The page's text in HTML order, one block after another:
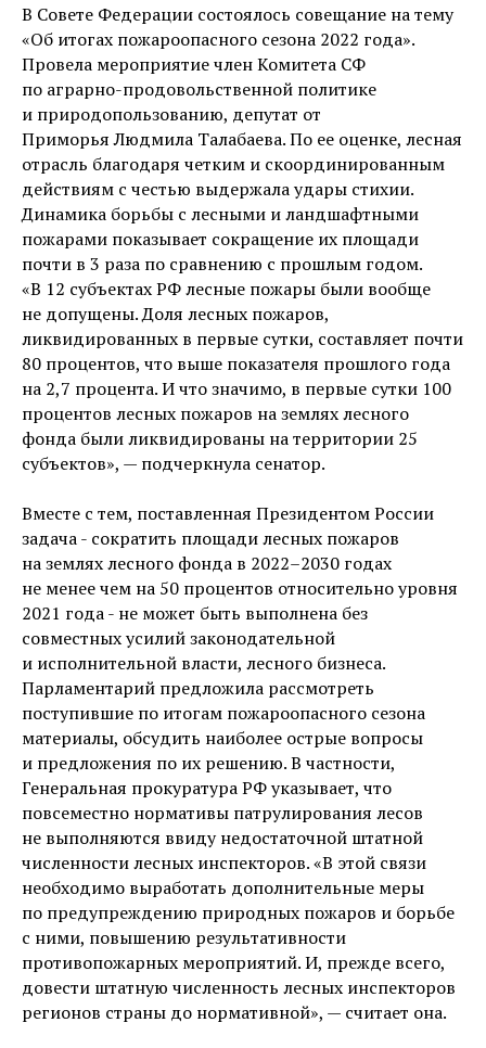
В Совете Федерации состоялось совещание на тему
«Об итогах пожароопасного сезона 2022 года».
Провела мероприятие член Комитета СФ
по аграрно-продовольственной политике
и природопользованию, депутат от
Приморья Людмила Талабаева. По ее оценке, лесная
отрасль благодаря четким и скоординированным
действиям с честью выдержала удары стихии.
Динамика борьбы с лесными и ландшафтными
пожарами показывает сокращение их площади
почти в 3 раза по сравнению с прошлым годом.
«В 12 субъектах РФ лесные пожары были вообще
не допущены. Доля лесных пожаров,
ликвидированных в первые сутки, составляет почти
80 процентов, что выше показателя прошлого года
на 2,7 процента. И что значимо, в первые сутки 100
процентов лесных пожаров на землях лесного
фонда были ликвидированы на территории 25
субъектов», — подчеркнула сенатор.
Вместе с тем, поставленная Президентом России
задача - сократить площади лесных пожаров
на землях лесного фонда в 2022–2030 годах
не менее чем на 50 процентов относительно уровня
2021 года - не может быть выполнена без
совместных усилий законодательной
и исполнительной власти, лесного бизнеса.
Парламентарий предложила рассмотреть
поступившие по итогам пожароопасного сезона
материалы, обсудить наиболее острые вопросы
и предложения по их решению. В частности,
Генеральная прокуратура РФ указывает, что
повсеместно нормативы патрулирования лесов
не выполняются ввиду недостаточной штатной
численности лесных инспекторов. «В этой связи
необходимо выработать дополнительные меры
по предупреждению природных пожаров и борьбе
с ними, повышению результативности
противопожарных мероприятий. И, прежде всего,
довести штатную численность лесных инспекторов
регионов страны до нормативной», — считает она.